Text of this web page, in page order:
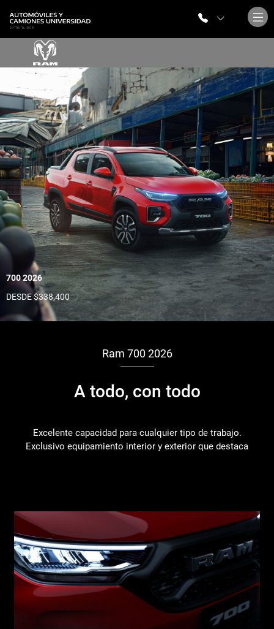
700 2026
DESDE $338,400
Ram 700 2026
A todo, con todo
Excelente capacidad para cualquier tipo de trabajo.
Exclusivo equipamiento interior y exterior que destaca